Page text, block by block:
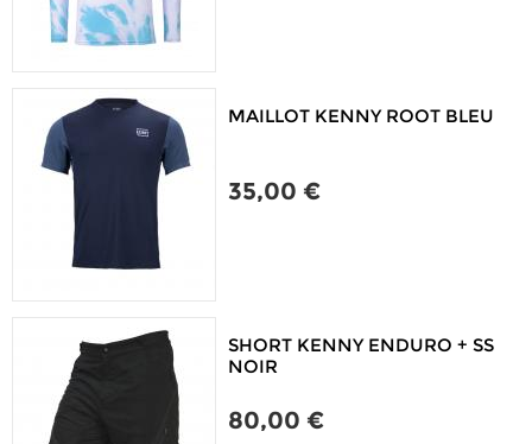
MAILLOT KENNY ROOT BLEU
35,00 €
SHORT KENNY ENDURO + SS
NOIR
80,00 €